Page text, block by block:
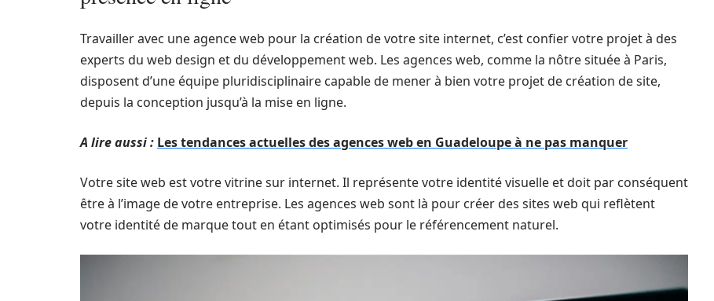
Travailler avec une agence web pour la création de votre site internet, c’est confier votre projet à des
experts du web design et du développement web. Les agences web, comme la nôtre située à Paris,
disposent d’une équipe pluridisciplinaire capable de mener à bien votre projet de création de site,
depuis la conception jusqu’à la mise en ligne.
A lire aussi : Les tendances actuelles des agences web en Guadeloupe à ne pas manquer
Votre site web est votre vitrine sur internet. Il représente votre identité visuelle et doit par conséquent
être à l’image de votre entreprise. Les agences web sont là pour créer des sites web qui reflètent
votre identité de marque tout en étant optimisés pour le référencement naturel.